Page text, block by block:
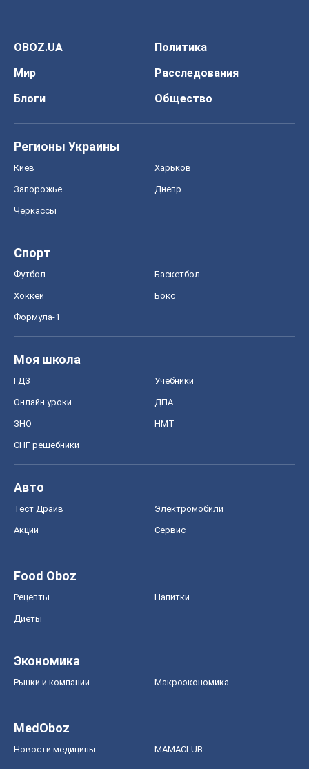
OBOZ.UA
Политика
Мир
Расследования
Блоги
Общество
Регионы Украины
Киев Харьков
Запорожье Днепр
Черкассы
Спорт
Футбол Баскетбол
Хоккей Бокс
Формула-1
Моя школа
ГДЗ Учебники
Онлайн уроки ДПА
ЗНО НМТ
СНГ решебники
Авто
Тест Драйв Электромобили
Акции Сервис
Food Oboz
Рецепты Напитки
Диеты
Экономика
Рынки и компании Mакроэкономика
MedOboz
Новости медицины MAMACLUB